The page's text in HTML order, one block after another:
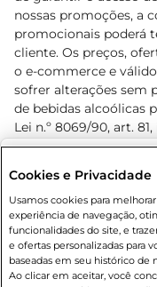
Rio de Janeiro (RJ)
Caso queira comprar
suas compras:
nossas promoções, a
promocionais poderá
cliente. Os preços,
o e-commerce e
sofrer alterações sem
de bebidas alcoólicas
Lei n.º 8069/90, art.
Adolescente). Preços
prévio. O valor
80,00.
Cookies e Privacidade
Usamos cookies para
experiência de navegação,
funcionalidades do site, e
e ofertas personalizadas para
baseadas em seu histórico de
Ao clicar em aceitar, você